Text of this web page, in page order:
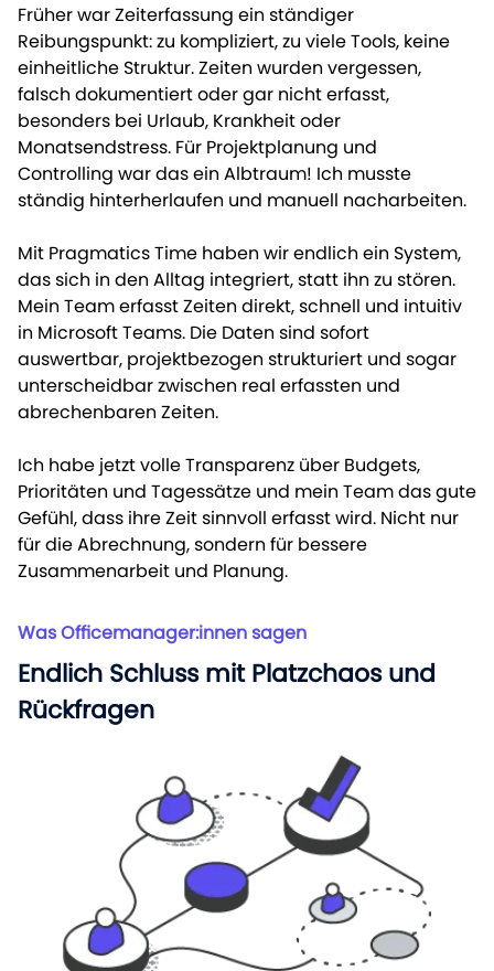
Früher war Zeiterfassung ein ständiger
Reibungspunkt: zu kompliziert, zu viele Tools, keine
einheitliche Struktur. Zeiten wurden vergessen,
falsch dokumentiert oder gar nicht erfasst,
besonders bei Urlaub, Krankheit oder
Monatsendstress. Für Projektplanung und
Controlling war das ein Albtraum! Ich musste
ständig hinterherlaufen und manuell nacharbeiten.
Mit Pragmatics Time haben wir endlich ein System,
das sich in den Alltag integriert, statt ihn zu stören.
Mein Team erfasst Zeiten direkt, schnell und intuitiv
in Microsoft Teams. Die Daten sind sofort
auswertbar, projektbezogen strukturiert und sogar
unterscheidbar zwischen real erfassten und
abrechenbaren Zeiten.
Ich habe jetzt volle Transparenz über Budgets,
Prioritäten und Tagessätze und mein Team das gute
Gefühl, dass ihre Zeit sinnvoll erfasst wird. Nicht nur
für die Abrechnung, sondern für bessere
Zusammenarbeit und Planung.
Was Officemanager:innen sagen
Endlich Schluss mit Platzchaos und
Rückfragen